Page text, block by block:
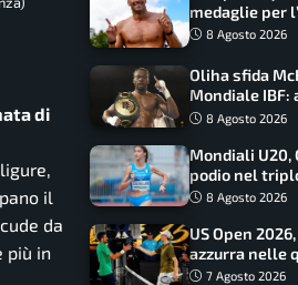
di
il
da
più in
medaglie per
Paltrinieri
grandi altezze
8 Agosto 2026
Oliha sfida
Mondiale IBF:
serve
8 Agosto 2026
Mondiali U20,
podio nel
da record,
8 Agosto 2026
US Open
azzurra nelle
17 italiani a
7 Agosto 2026